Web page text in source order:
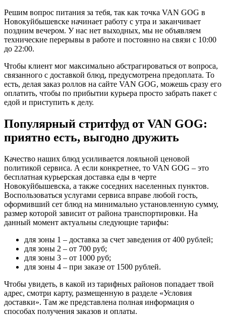
Решим вопрос питания за тебя, так как точка VAN GOG в
Новокуйбышевске начинает работу с утра и заканчивает
поздним вечером. У нас нет выходных, мы не объявляем
технические перерывы в работе и постоянно на связи с 10:00
до 22:00.
Чтобы клиент мог максимально абстрагироваться от вопроса,
связанного с доставкой блюд, предусмотрена предоплата. То
есть, делая заказ роллов на сайте VAN GOG, можешь сразу его
оплатить, чтобы по прибытии курьера просто забрать пакет с
едой и приступить к делу.
Популярный стритфуд от VAN GOG:
приятно есть, выгодно дружить
Качество наших блюд усиливается лояльной ценовой
политикой сервиса. А если конкретнее, то VAN GOG – это
бесплатная курьерская доставка еды в черте
Новокуйбышевска, а также соседних населенных пунктов.
Воспользоваться услугами сервиса вправе любой гость,
оформивший сет блюд на минимально установленную сумму,
размер которой зависит от района транспортировки. На
данный момент актуальны следующие тарифы:
для зоны 1 – доставка за счет заведения от 400 рублей;
для зоны 2 – от 700 руб;
для зоны 3 – от 1000 руб;
для зоны 4 – при заказе от 1500 рублей.
Чтобы увидеть, в какой из тарифных районов попадает твой
адрес, смотри карту, размещенную в разделе «Условия
доставки». Там же представлена полная информация о
способах получения заказов и оплаты.